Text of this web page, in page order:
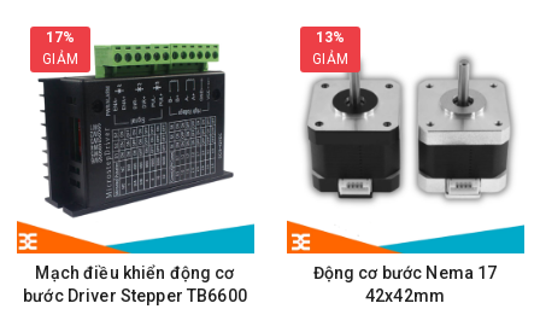
17%
GIẢM
Mạch điều khiển động cơ
bước Driver Stepper TB6600
13%
GIẢM
Động cơ bước Nema 17
42x42mm